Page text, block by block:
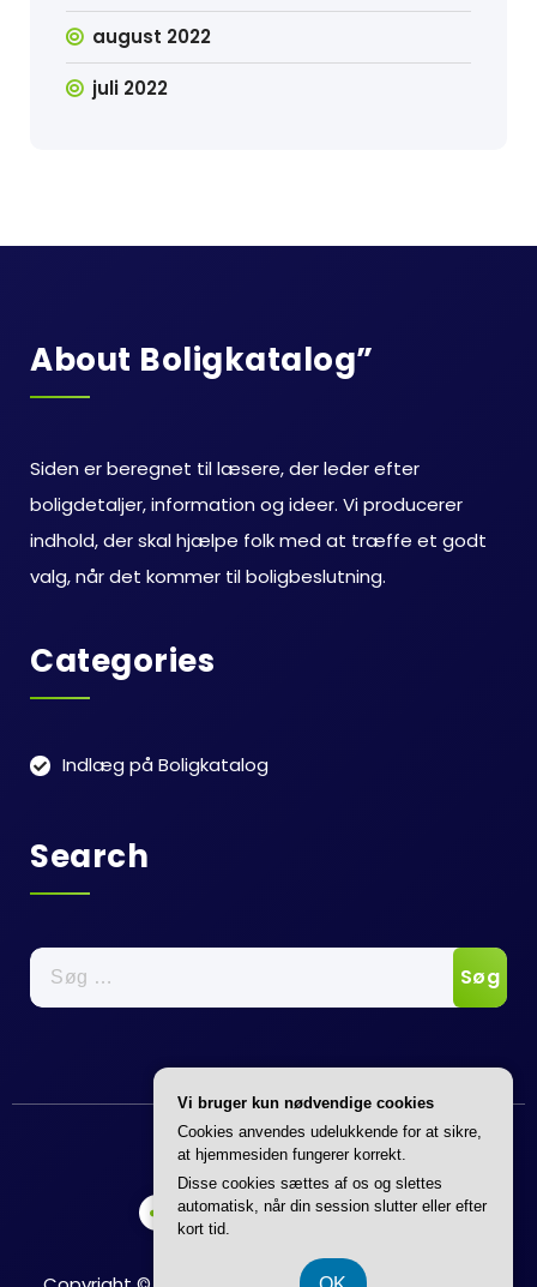
august 2022
juli 2022
About Boligkatalog”
Siden er beregnet til læsere, der leder efter
boligdetaljer, information og ideer. Vi producerer
indhold, der skal hjælpe folk med at træffe et godt
valg, når det kommer til boligbeslutning.
Categories
Indlæg på Boligkatalog
Search
Søg
efter:
Annonce
Vi bruger kun nødvendige cookies
Cookies anvendes udelukkende for at sikre,
at hjemmesiden fungerer korrekt.
Disse cookies sættes af os og slettes
automatisk, når din session slutter eller efter
kort tid.